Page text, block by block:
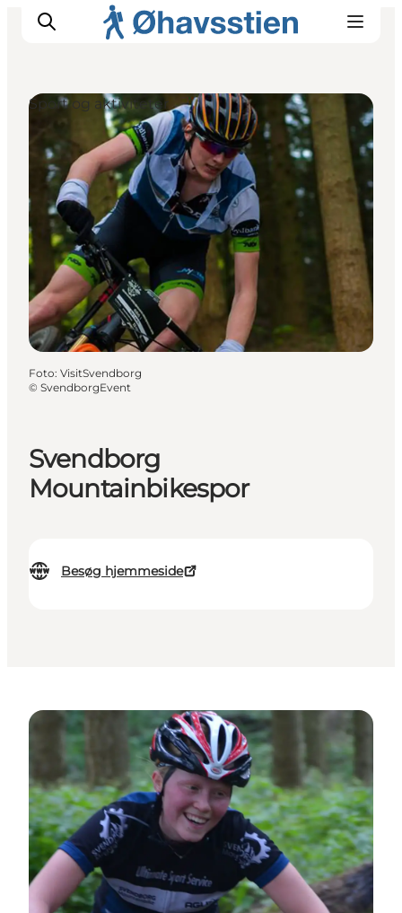
Inspiration
Vandreruter
Planlægning
Svendborg
Mountainbikespor
Besøg hjemmeside
Sport og aktiviteter
Foto: VisitSvendborg
© SvendborgEvent